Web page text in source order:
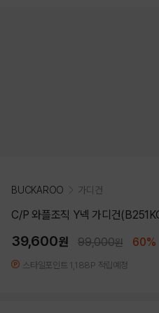
BUCKAROO 가디건
C/P 와플조직 Y넥 가디건
39,600원 99,000원 60%
스타일포인트 1,188P 적립예정